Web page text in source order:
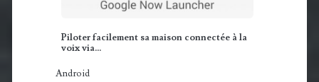
Piloter facilement sa maison connectée à la
voix via…
Android